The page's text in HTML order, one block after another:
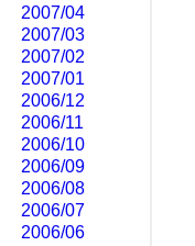
2007/04
2007/03
2007/02
2007/01
2006/12
2006/11
2006/10
2006/09
2006/08
2006/07
2006/06